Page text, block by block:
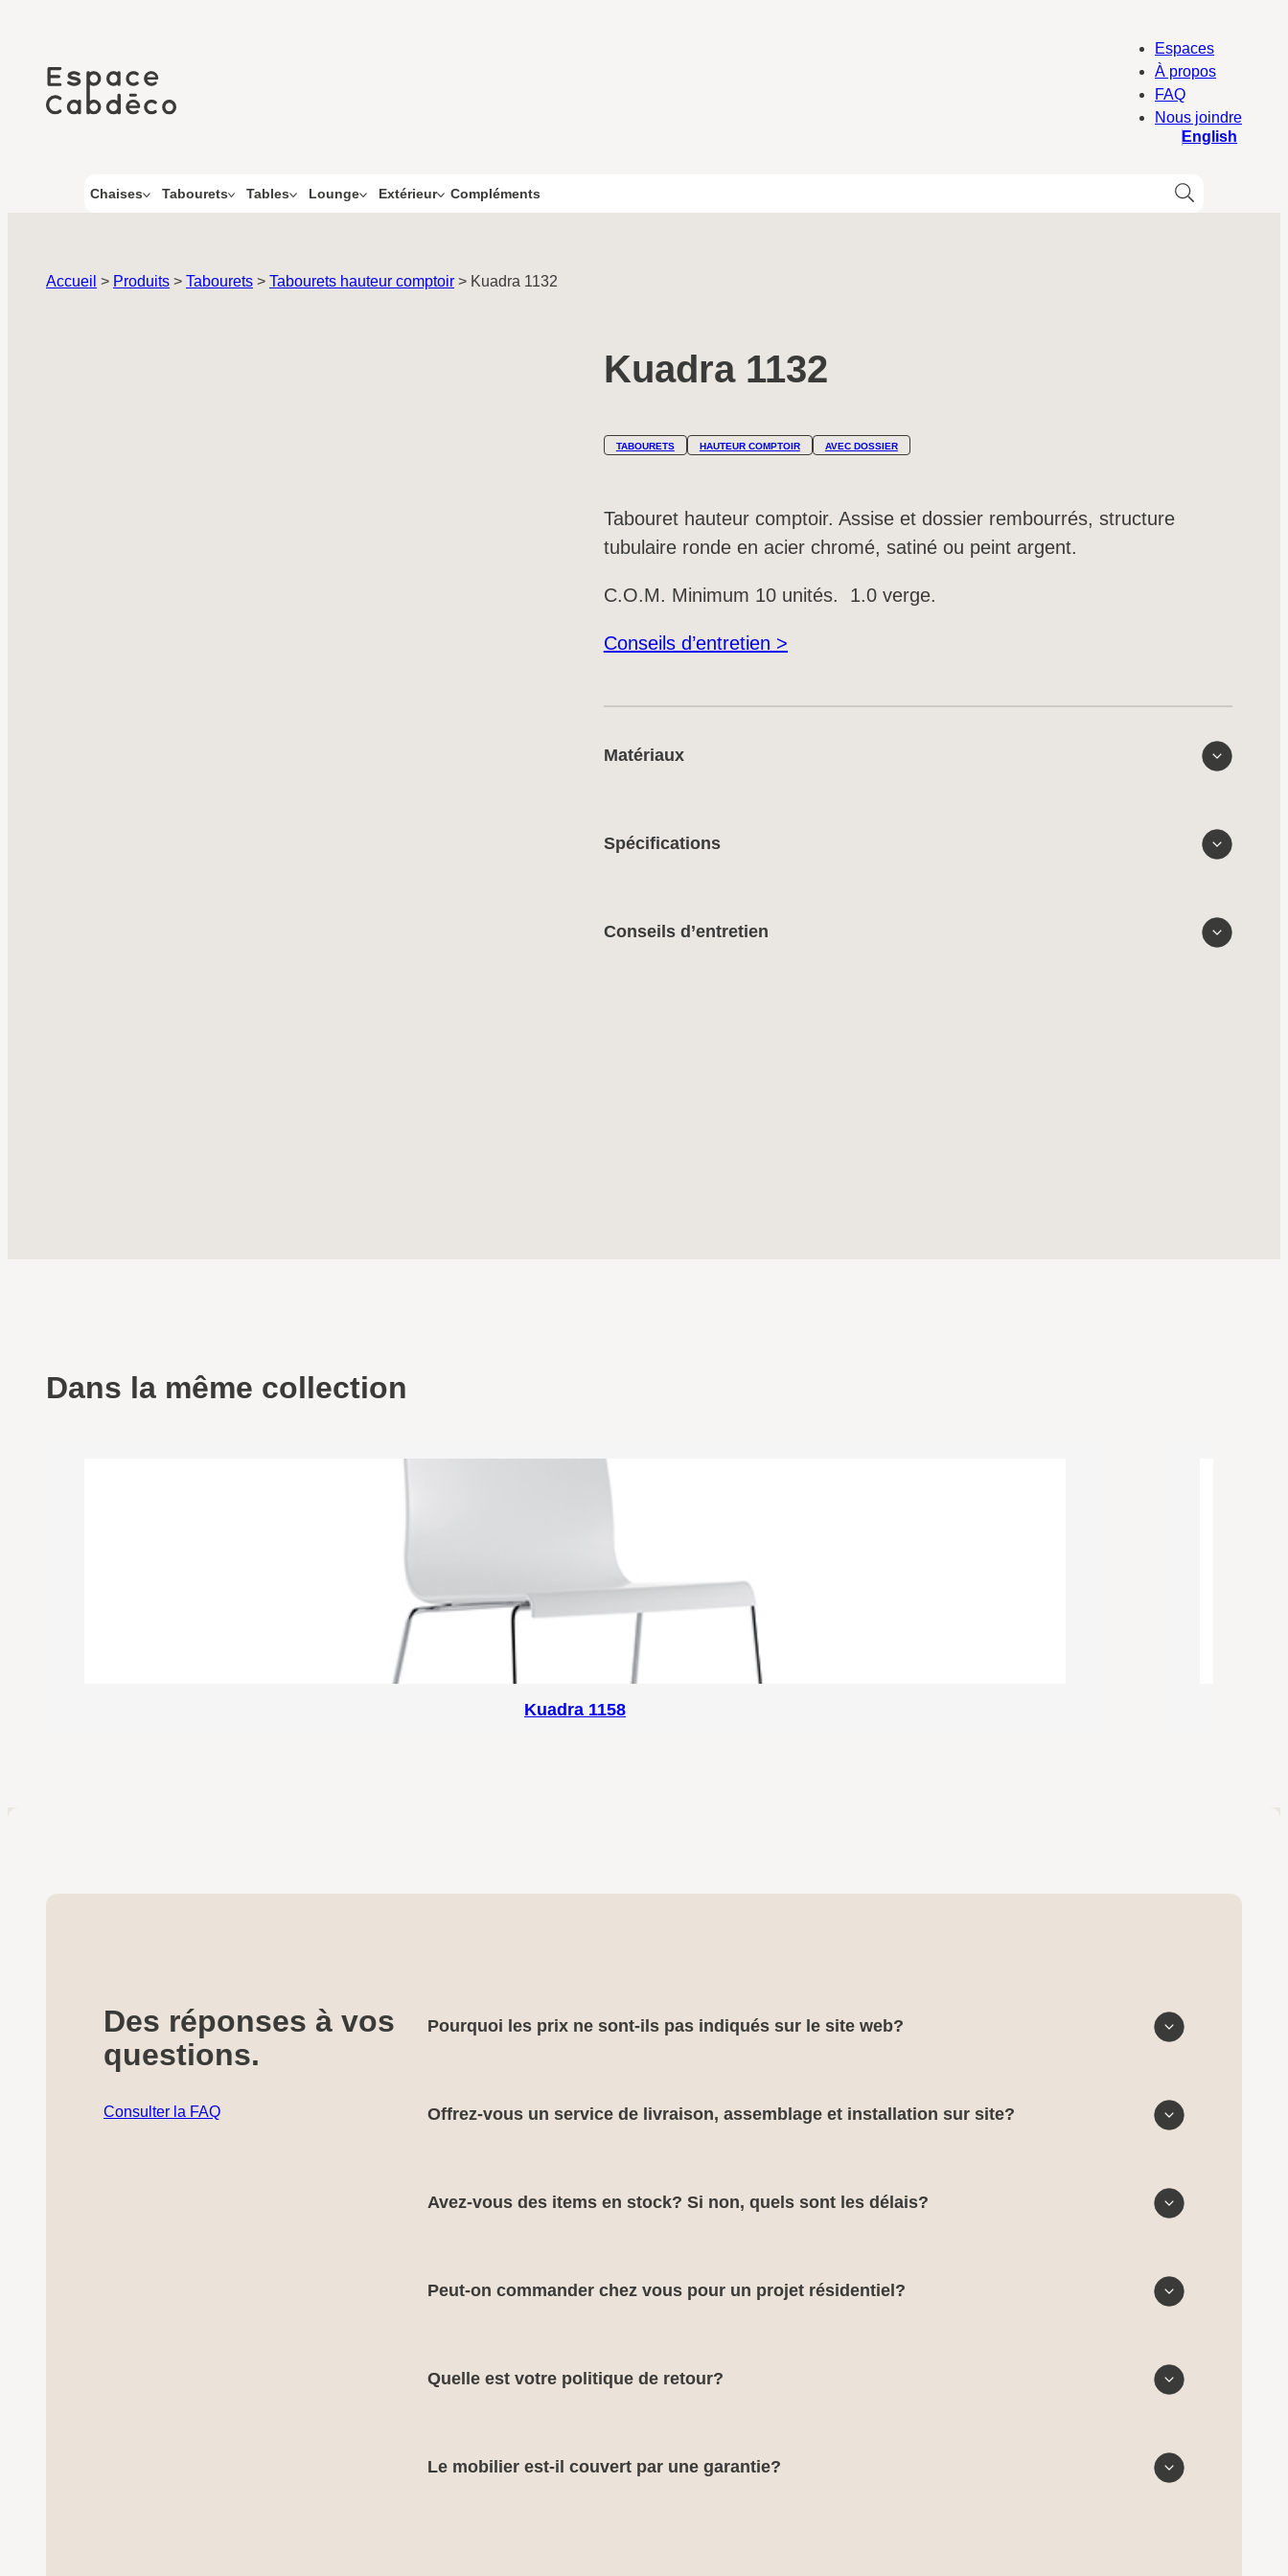
contenu
Espaces
À propos
FAQ
Nous joindre
English
Chaises Tabourets Tables Lounge Extérieur Compléments
Accueil > Produits > Tabourets > Tabourets hauteur comptoir > Kuadra 1132
Kuadra 1132
TABOURETS HAUTEUR COMPTOIR AVEC DOSSIER
Tabouret hauteur comptoir. Assise et dossier rembourrés, structure
tubulaire ronde en acier chromé, satiné ou peint argent.
C.O.M. Minimum 10 unités. 1.0 verge.
Conseils d’entretien >
Matériaux
Spécifications
Conseils d’entretien
Dans la même collection
Kuadra 1158
Des réponses à vos
questions.
Consulter la FAQ
Pourquoi les prix ne sont-ils pas indiqués sur le site web?
Offrez-vous un service de livraison, assemblage et installation sur site?
Avez-vous des items en stock? Si non, quels sont les délais?
Peut-on commander chez vous pour un projet résidentiel?
Quelle est votre politique de retour?
Le mobilier est-il couvert par une garantie?